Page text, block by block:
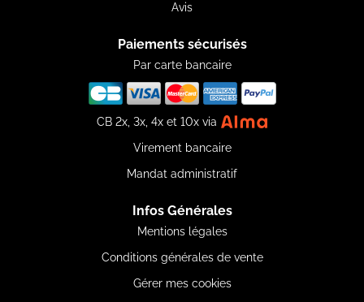
Avis
Paiements sécurisés
Par carte bancaire
CB 2x, 3x, 4x et 10x via
Virement bancaire
Mandat administratif
Infos Générales
Mentions légales
Conditions générales de vente
Gérer mes cookies